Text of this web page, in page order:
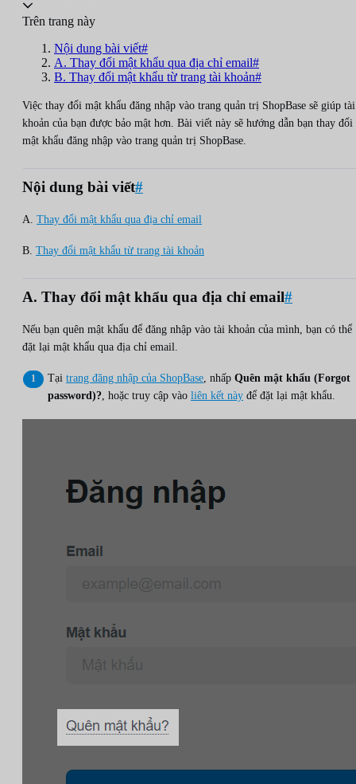
Trên trang này
Nội dung bài viết#
A. Thay đổi mật khẩu qua địa chỉ email#
B. Thay đổi mật khẩu từ trang tài khoản#
Việc thay đổi mật khẩu đăng nhập vào trang quản trị ShopBase sẽ giúp tài
khoản của bạn được bảo mật hơn. Bài viết này sẽ hướng dẫn bạn thay đổi
mật khẩu đăng nhập vào trang quản trị ShopBase.
Nội dung bài viết#
A. Thay đổi mật khẩu qua địa chỉ email
B. Thay đổi mật khẩu từ trang tài khoản
A. Thay đổi mật khẩu qua địa chỉ email#
Nếu bạn quên mật khẩu để đăng nhập vào tài khoản của mình, bạn có thể
đặt lại mật khẩu qua địa chỉ email.
Tại trang đăng nhập của ShopBase, nhấp Quên mật khẩu (Forgot
password)?, hoặc truy cập vào liên kết này để đặt lại mật khẩu.